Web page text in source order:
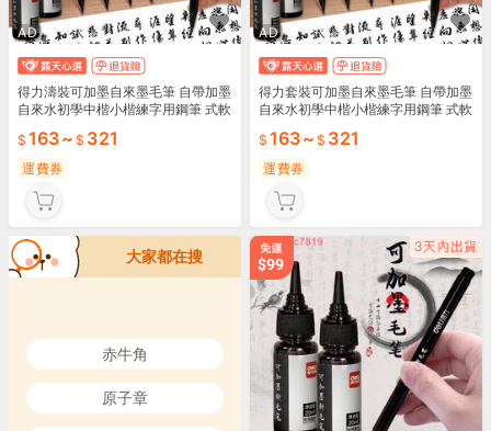
AD
得力濤裝可加墨自來墨毛筆 自帶加墨
自來水初學中楷小楷練字用鋼筆 式軟
163~ 321
運費券
AD
得力套裝可加墨自來墨毛筆 自帶加墨
自來水初學中楷小楷練字用鋼筆 式軟
163~ 321
運費券
大家都在搜
赤牛角
原子章